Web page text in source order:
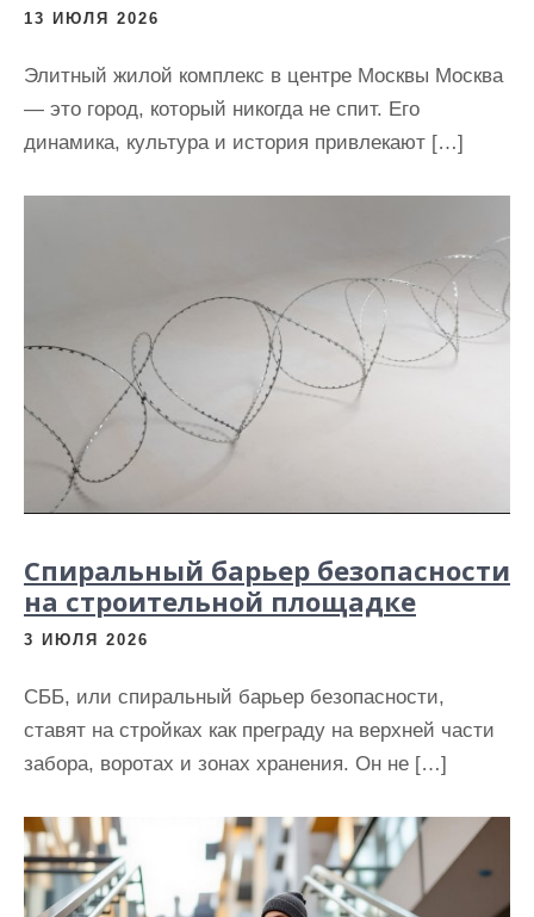
13 ИЮЛЯ 2026
Элитный жилой комплекс в центре Москвы Москва
— это город, который никогда не спит. Его
динамика, культура и история привлекают […]
Спиральный барьер безопасности
на строительной площадке
3 ИЮЛЯ 2026
СББ, или спиральный барьер безопасности,
ставят на стройках как преграду на верхней части
забора, воротах и зонах хранения. Он не […]